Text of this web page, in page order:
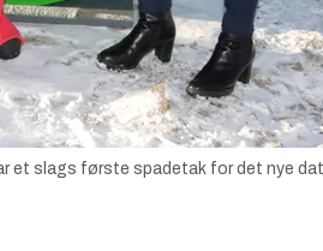
slags første spadetak for det nye